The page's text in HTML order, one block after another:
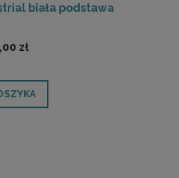
biała podstawa
zł